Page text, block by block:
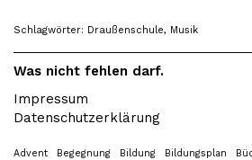
Schlagwörter: Draußenschule, Musik
Was nicht fehlen darf.
Impressum
Datenschutzerklärung
Advent Begegnung Bildung Bildungsplan